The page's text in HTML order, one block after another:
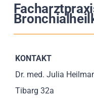
Über uns
SUCHE
KONTAKT
Dr. med. Julia
Tibarg 32a